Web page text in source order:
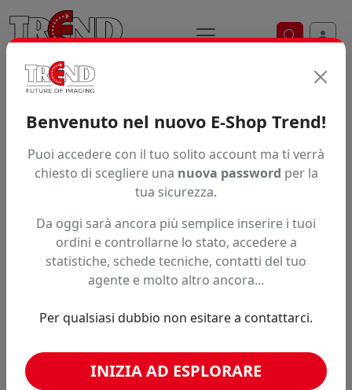
Ricerca
INCHIOSTRO EPSON T890
Benvenuto nel nuovo E-Shop Trend!
Puoi accedere con il tuo solito account ma ti verrà
chiesto di scegliere una nuova password per la
tua sicurezza.
Da oggi sarà ancora più semplice inserire i tuoi
ordini e controllarne lo stato, accedere a
statistiche, schede tecniche, contatti del tuo
agente e molto altro ancora...
Per qualsiasi dubbio non esitare a contattarci.
INIZIA AD ESPLORARE